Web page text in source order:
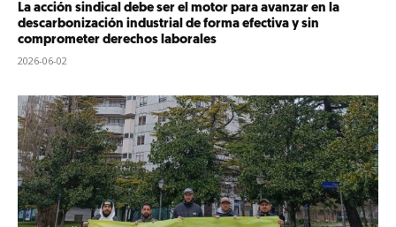
La acción sindical debe ser el motor para avanzar en la
descarbonización industrial de forma efectiva y sin
comprometer derechos laborales
2026-06-02